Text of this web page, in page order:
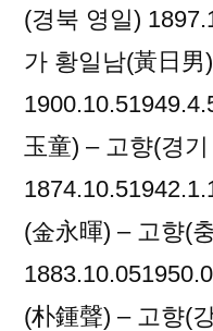
(경북 영일)
가 황일남(黃日
玉童) – 고향(경
(金永暉) – 고향(
(朴鍾聲) – 고향(